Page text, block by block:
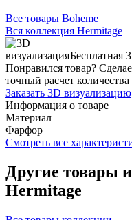
Все товары Boheme
Вся коллекция Hermitage
Бесплатная
Понравился товар?
точный расчет
Заказать 3D визуализацию
Информация о товаре
Материал
Фарфор
Смотреть все
Другие товары
Hermitage